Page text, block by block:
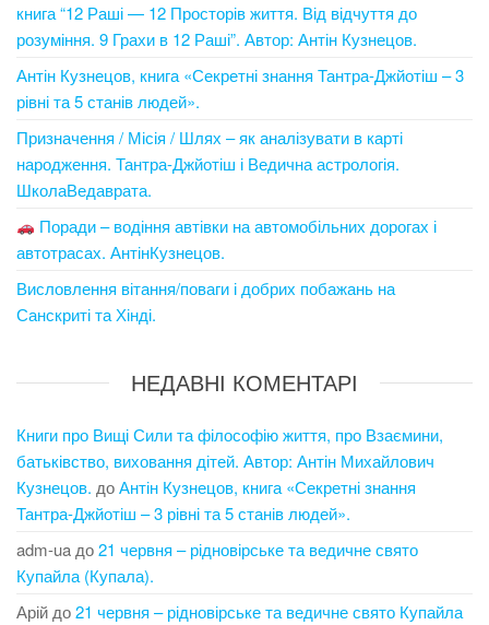
книга “12 Раші — 12 Просторів життя. Від відчуття до
розуміння. 9 Грахи в 12 Раші”. Автор: Антін Кузнецов.
Антін Кузнецов, книга «Секретні знання Тантра-Джйотіш – 3
рівні та 5 станів людей».
Призначення / Місія / Шлях – як аналізувати в карті
народження. Тантра-Джйотіш і Ведична астрологія.
ШколаВедаврата.
Поради – водіння автівки на автомобільних дорогах і
автотрасах. АнтінКузнецов.
Висловлення вітання/поваги і добрих побажань на
Санскриті та Хінді.
НЕДАВНІ КОМЕНТАРІ
Книги про Вищі Сили та філософію життя, про Взаємини,
батьківство, виховання дітей. Автор: Антін Михайлович
Кузнецов. доАнтін Кузнецов, книга «Секретні знання
Тантра-Джйотіш – 3 рівні та 5 станів людей».
adm-uaдо21 червня – рідновірське та ведичне свято
Купайла (Купала).
Арійдо21 червня – рідновірське та ведичне свято Купайла